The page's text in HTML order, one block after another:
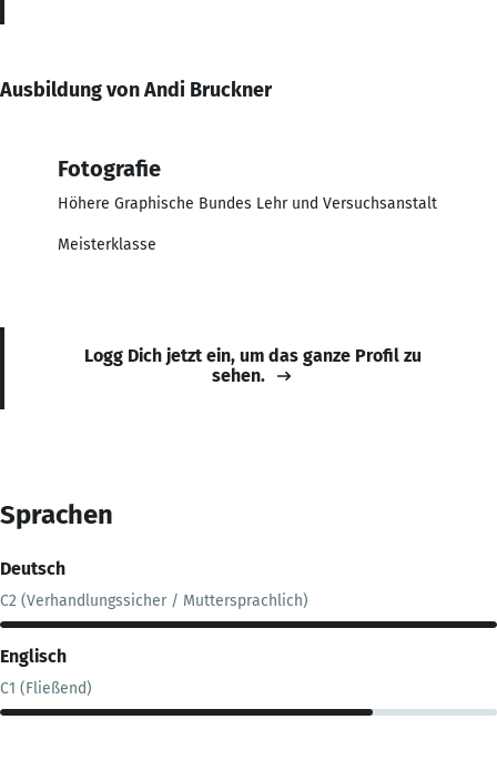
Ausbildung von Andi Bruckner
Fotografie
Höhere Graphische Bundes Lehr und Versuchsanstalt
Meisterklasse
Logg Dich jetzt ein, um das ganze Profil zu
sehen.
Sprachen
Deutsch
C2 (Verhandlungssicher / Muttersprachlich)
Englisch
C1 (Fließend)